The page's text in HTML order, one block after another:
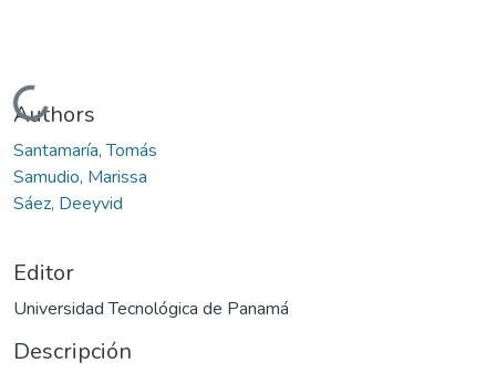
Cargando...
Authors
Santamaría, Tomás
Samudio, Marissa
Sáez, Deeyvid
Editor
Universidad Tecnológica de Panamá
Descripción